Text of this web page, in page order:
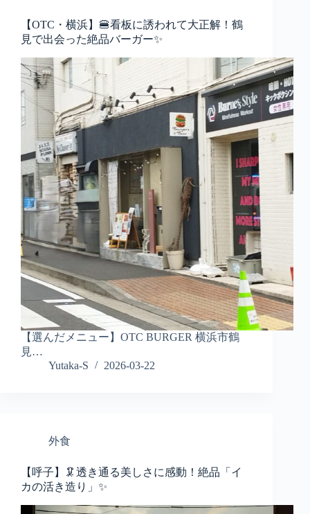
【OTC・横浜】🍔看板に誘われて大正解！鶴
見で出会った絶品バーガー✨
【選んだメニュー】OTC BURGER 横浜市鶴
見…
Yutaka-S
2026-03-22
外食
【呼子】🦑透き通る美しさに感動！絶品「イ
カの活き造り」✨